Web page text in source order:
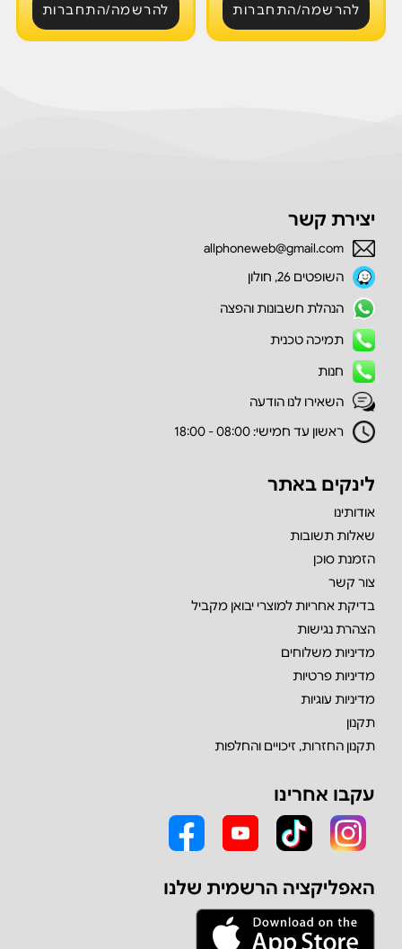
להרשמה/התחברות להרשמה/התחברות
יצירת קשר
allphoneweb@gmail.com
השופטים 26, חולון
הנהלת חשבונות והפצה
תמיכה טכנית
חנות
השאירו לנו הודעה
ראשון עד חמישי: 08:00 - 18:00
לינקים באתר
אודותינו
שאלות תשובות
הזמנת סוכן
צור קשר
בדיקת אחריות למוצרי יבואן מקביל
הצהרת נגישות
מדיניות משלוחים
מדיניות פרטיות
מדיניות עוגיות
תקנון
תקנון החזרות, זיכויים והחלפות
עקבו אחרינו
האפליקציה הרשמית שלנו